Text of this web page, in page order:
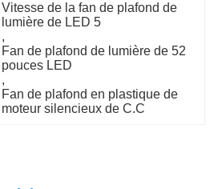
Vitesse de la fan de plafond de
lumière de LED 5
,
Fan de plafond de lumière de 52
pouces LED
,
Fan de plafond en plastique de
moteur silencieux de C.C